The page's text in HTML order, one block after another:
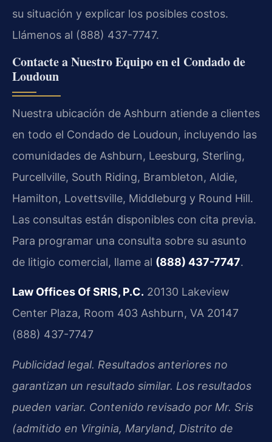
su situación y explicar los posibles costos.
Llámenos al (888) 437-7747.
Contacte a Nuestro Equipo en el Condado de
Loudoun
Nuestra ubicación de Ashburn atiende a clientes
en todo el Condado de Loudoun, incluyendo las
comunidades de Ashburn, Leesburg, Sterling,
Purcellville, South Riding, Brambleton, Aldie,
Hamilton, Lovettsville, Middleburg y Round Hill.
Las consultas están disponibles con cita previa.
Para programar una consulta sobre su asunto
de litigio comercial, llame al (888) 437-7747.
Law Offices Of SRIS, P.C. 20130 Lakeview
Center Plaza, Room 403 Ashburn, VA 20147
(888) 437-7747
Publicidad legal. Resultados anteriores no
garantizan un resultado similar. Los resultados
pueden variar. Contenido revisado por Mr. Sris
(admitido en Virginia, Maryland, Distrito de